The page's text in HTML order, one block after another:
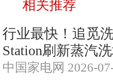
相关推荐
行业最快！追觅
Station刷新蒸汽
中国家电网 2026-